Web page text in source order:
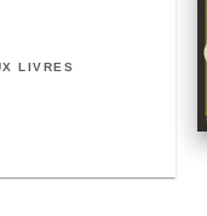
LIVRES